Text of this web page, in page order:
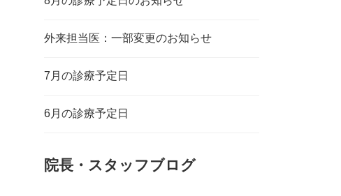
外来担当医：一部変更のお知らせ
7月の診療予定日
6月の診療予定日
院長・スタッフブログ